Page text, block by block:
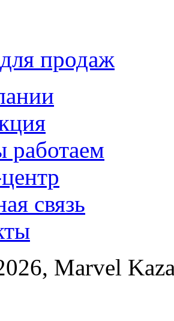
для продаж
работаем
связь
Marvel